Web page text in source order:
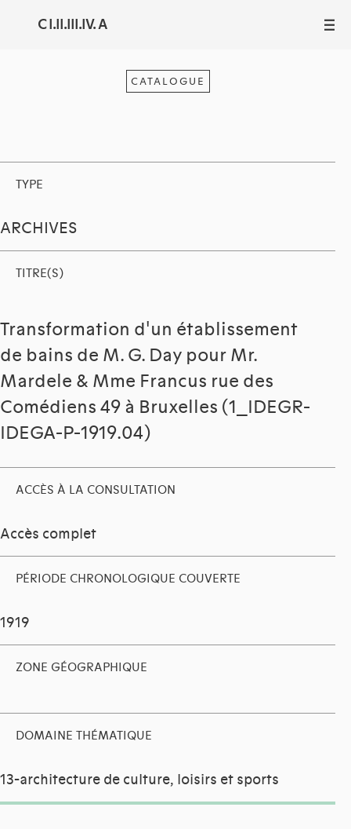
C I.II.III.IV. A III
CATALOGUE
TYPE
ARCHIVES
TITRE(S)
Transformation d'un établissement
de bains de M. G. Day pour Mr.
Mardele & Mme Francus rue des
Comédiens 49 à Bruxelles (1_IDEGR-
IDEGA-P-1919.04)
ACCÈS À LA CONSULTATION
Accès complet
PÉRIODE CHRONOLOGIQUE COUVERTE
1919
ZONE GÉOGRAPHIQUE
DOMAINE THÉMATIQUE
13-architecture de culture, loisirs et sports